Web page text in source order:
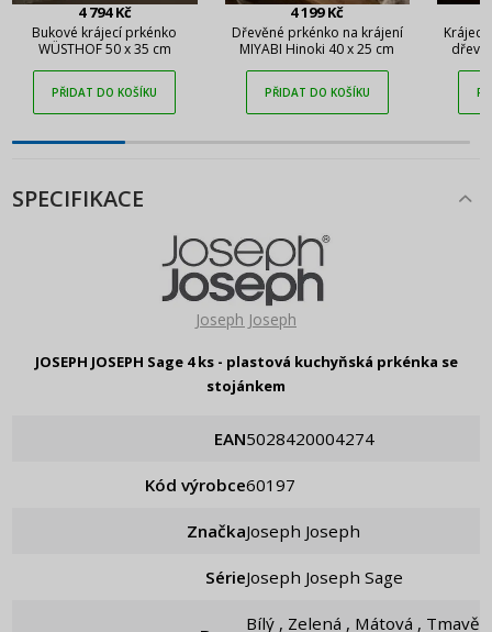
4 794 Kč
Bukové krájecí prkénko
WÜSTHOF 50 x 35 cm
PŘIDAT DO KOŠÍKU
4 199 Kč
Dřevěné prkénko na krájení
MIYABI Hinoki 40 x 25 cm
PŘIDAT DO KOŠÍKU
Krájecí
dřeva
SPECIFIKACE
Joseph Joseph
JOSEPH JOSEPH Sage 4 ks - plastová kuchyňská prkénka se
stojánkem
EAN 5028420004274
Kód výrobce 60197
Značka Joseph Joseph
Série Joseph Joseph Sage
Bílý , Zelená , Mátová , Tmavě